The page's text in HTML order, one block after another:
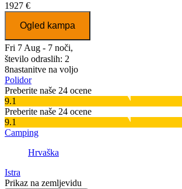
1927 €
Ogled kampa
Fri 7 Aug - 7 noči,
število odraslih: 2
8nastanitve na voljo
Polidor
Preberite naše 24 ocene
9.1
Preberite naše 24 ocene
9.1
Camping
Hrvaška
Istra
Prikaz na zemljevidu